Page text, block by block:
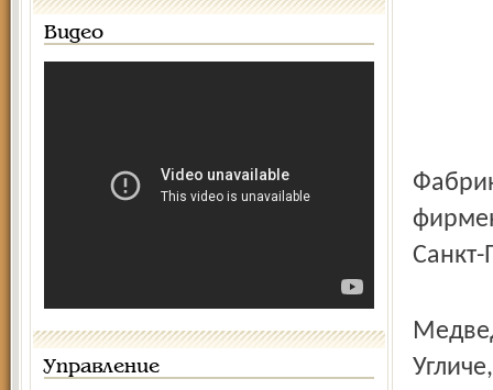
Видео
Управление
Санкт-